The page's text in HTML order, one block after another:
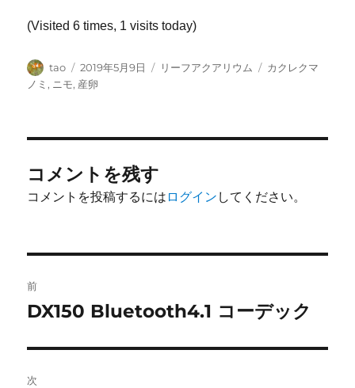
(Visited 6 times, 1 visits today)
投
稿
tao
投
稿
2019年5月9日
カ
リーフアクアリウム
タ
カクレクマ
ノミ , ニモ, 産卵
コメントを残す
コメントを投稿するには ログイン してください。
稿
ビ
前
前
投
稿:
DX150 Bluetooth4.1 コーデック
次